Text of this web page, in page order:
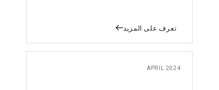
تعرف على المزيد
APRIL 2024